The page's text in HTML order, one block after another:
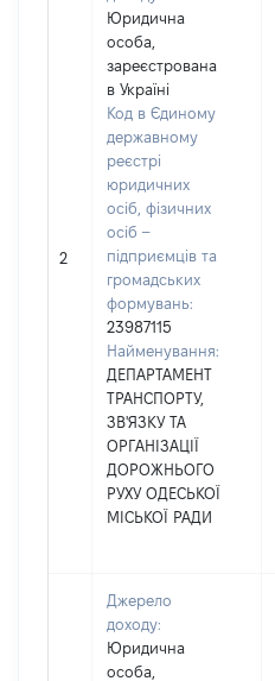
2
Юридична
особа,
зареєстрована
в Україні
Код в Єдиному
державному
реєстрі
юридичних
осіб, фізичних
осіб –
підприємців та
громадських
формувань:
23987115
Найменування:
ДЕПАРТАМЕНТ
ТРАНСПОРТУ,
ЗВ'ЯЗКУ ТА
ОРГАНІЗАЦІЇ
ДОРОЖНЬОГО
РУХУ ОДЕСЬКОЇ
МІСЬКОЇ РАДИ
Джерело
доходу:
Юридична
особа,